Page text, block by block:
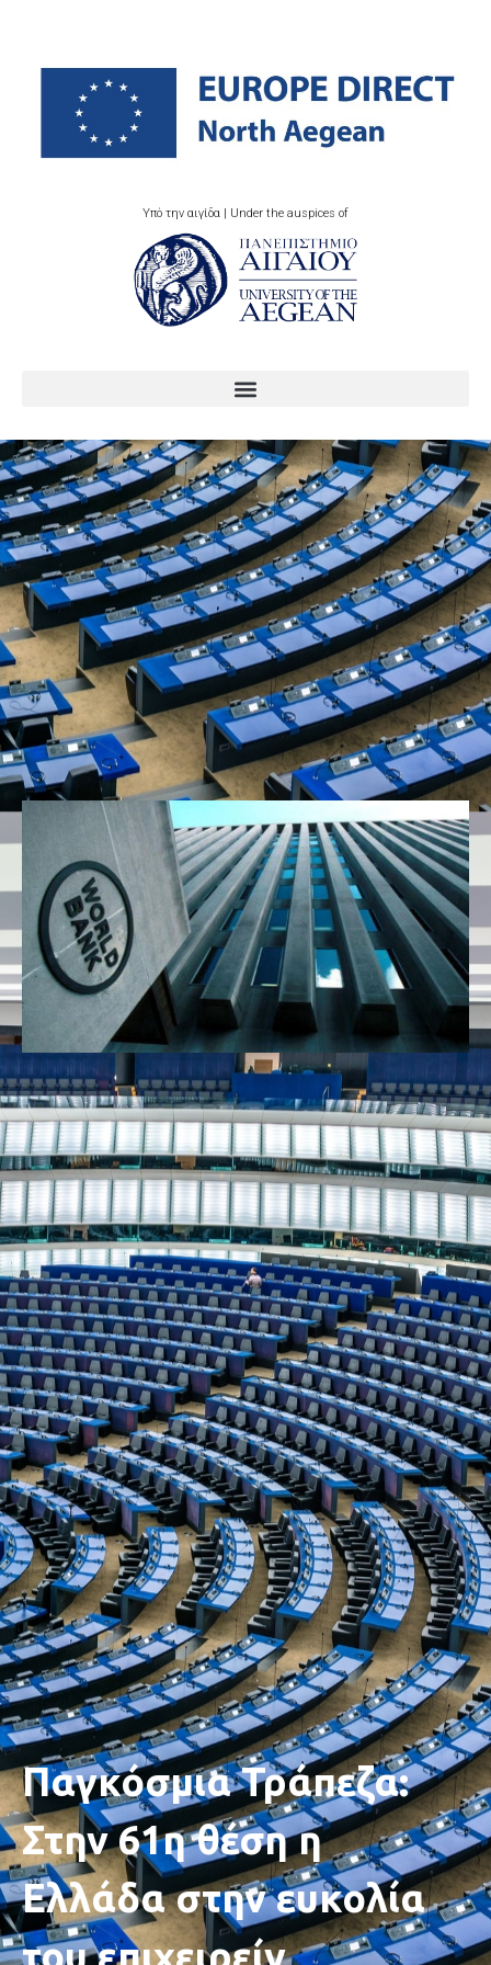
Υπό την αιγίδα | Under the auspices of
Παγκόσμια Τράπεζα:
Στην 61η θέση η
Ελλάδα στην ευκολία
του επιχειρείν